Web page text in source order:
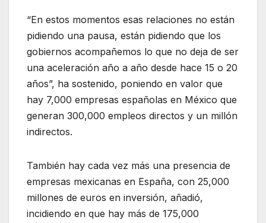
“En estos momentos esas relaciones no están
pidiendo una pausa, están pidiendo que los
gobiernos acompañemos lo que no deja de ser
una aceleración año a año desde hace 15 o 20
años”, ha sostenido, poniendo en valor que
hay 7,000 empresas españolas en México que
generan 300,000 empleos directos y un millón
indirectos.
También hay cada vez más una presencia de
empresas mexicanas en España, con 25,000
millones de euros en inversión, añadió,
incidiendo en que hay más de 175,000